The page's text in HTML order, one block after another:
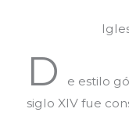
D
e estilo
siglo XIV fue